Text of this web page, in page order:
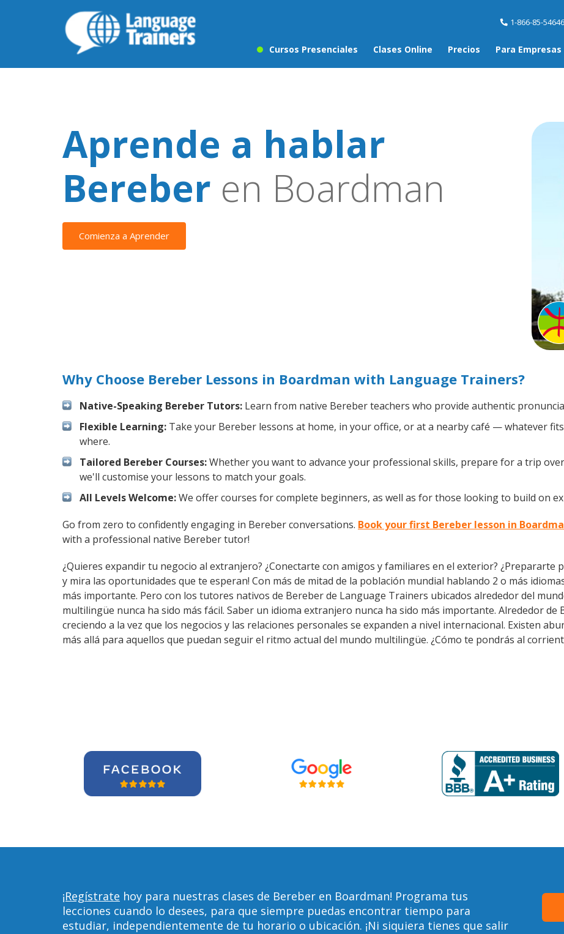
1-866-85-54646
Cursos Presenciales Clases Online Precios Para Empresas
Aprende a hablar
Bereber en Boardman
Comienza a Aprender
Why Choose Bereber Lessons in Boardman with Language Trainers?
Native-Speaking Bereber Tutors: Learn from native Bereber teachers who provide authentic
Flexible Learning: Take your Bereber lessons at home, in your office, or at a nearby café — whatever
where.
Tailored Bereber Courses:Whether you want to advance your professional skills, prepare for a trip
we'll customise your lessons to match your goals.
All Levels Welcome:We offer courses for complete beginners, as well as for those looking to build on
Go from zero to confidently engaging in Bereber conversations. Book your first Bereber lesson in
with a professional native Bereber tutor!
¿Quieres expandir tu negocio al extranjero? ¿Conectarte con amigos y familiares en el exterior? ¿Prepararte
y mira las oportunidades que te esperan! Con más de mitad de la población mundial hablando 2 o más
más importante. Pero con los tutores nativos de Bereber de Language Trainers ubicados alrededor del
multilingüe nunca ha sido más fácil. Saber un idioma extranjero nunca ha sido más importante. Alrededor
creciendo a la vez que los negocios y las relaciones personales se expanden a nivel internacional. Existen
más allá para aquellos que puedan seguir el ritmo actual del mundo multilingüe. ¿Cómo te pondrás al
¡Regístrate hoy para nuestras clases de Bereber en Boardman! Programa tus
lecciones cuando lo desees, para que siempre puedas encontrar tiempo para
estudiar, independientemente de tu horario o ubicación. ¡Ni siquiera tienes que salir